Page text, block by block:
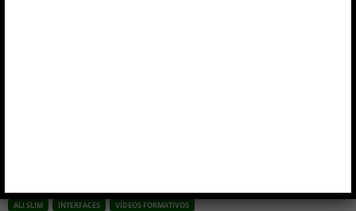
ALI SLIM INTERFACES VÍDEOS FORMATIVOS